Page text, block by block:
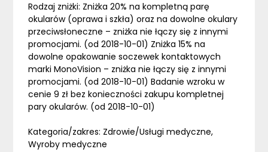
Rodzaj zniżki: Zniżka 20% na kompletną parę
okularów (oprawa i szkła) oraz na dowolne okulary
przeciwsłoneczne – zniżka nie łączy się z innymi
promocjami. (od 2018-10-01) Zniżka 15% na
dowolne opakowanie soczewek kontaktowych
marki MonoVision – zniżka nie łączy się z innymi
promocjami. (od 2018-10-01) Badanie wzroku w
cenie 9 zł bez konieczności zakupu kompletnej
pary okularów. (od 2018-10-01)
Kategoria/zakres: Zdrowie/Usługi medyczne,
Wyroby medyczne